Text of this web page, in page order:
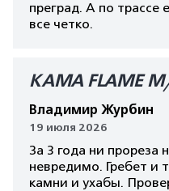
преград. А по трассе
все четко.
КАМА FLAME
Владимир Журбин
19 июля 2026
За 3 года ни прореза
невредимо. Гребет и
камни и ухабы.